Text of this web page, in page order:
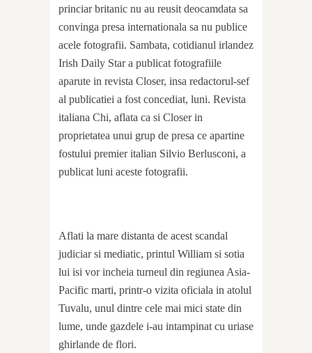
princiar britanic nu au reusit deocamdata sa
convinga presa internationala sa nu publice
acele fotografii. Sambata, cotidianul irlandez
Irish Daily Star a publicat fotografiile
aparute in revista Closer, insa redactorul-sef
al publicatiei a fost concediat, luni. Revista
italiana Chi, aflata ca si Closer in
proprietatea unui grup de presa ce apartine
fostului premier italian Silvio Berlusconi, a
publicat luni aceste fotografii.
Aflati la mare distanta de acest scandal
judiciar si mediatic, printul William si sotia
lui isi vor incheia turneul din regiunea Asia-
Pacific marti, printr-o vizita oficiala in atolul
Tuvalu, unul dintre cele mai mici state din
lume, unde gazdele i-au intampinat cu uriase
ghirlande de flori.